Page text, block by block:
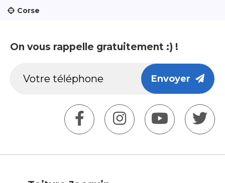
Corse
On vous rappelle gratuitement :) !
Envoyer